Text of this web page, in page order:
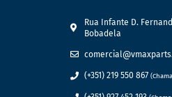
Rua Infante D.
Bobadela
(+351) 219 550 867